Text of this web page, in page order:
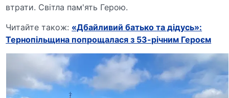
втрати. Світла пам'ять Герою.
Читайте також: «Дбайливий батько та дідусь»:
Тернопільщина попрощалася з 53-річним Героєм